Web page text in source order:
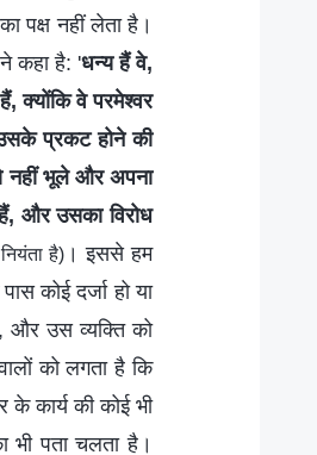
पक्ष नहीं लेता है।
कहा है: 'धन्य हैं वे,
क्योंकि वे परमेश्‍वर
प्रकट होने की
नहीं भूले और अपना
और उसका विरोध
है)। इससे हम
कोई दर्जा हो या
और उस व्यक्ति को
को लगता है कि
के कार्य की कोई भी
भी पता चलता है।